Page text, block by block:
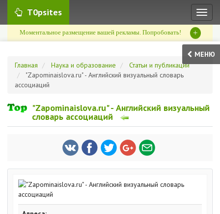
T0psites
Моментальное размещение вашей рекламы. Попробовать! +
МЕНЮ
Главная
Наука и образование
Статьи и публикации
"Zapominaislova.ru" - Английский визуальный словарь
ассоциаций
"Zapominaislova.ru" - Английский визуальный
словарь ассоциаций